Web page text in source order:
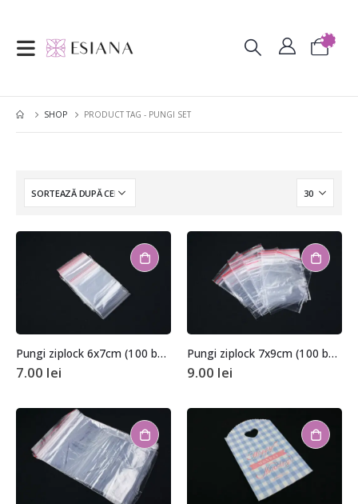
SHOP PRODUCT TAG - PUNGI SET
Pungi ziplock 6x7cm (100 buc.)
7.00 lei
Pungi ziplock 7x9cm (100 buc.)
9.00 lei